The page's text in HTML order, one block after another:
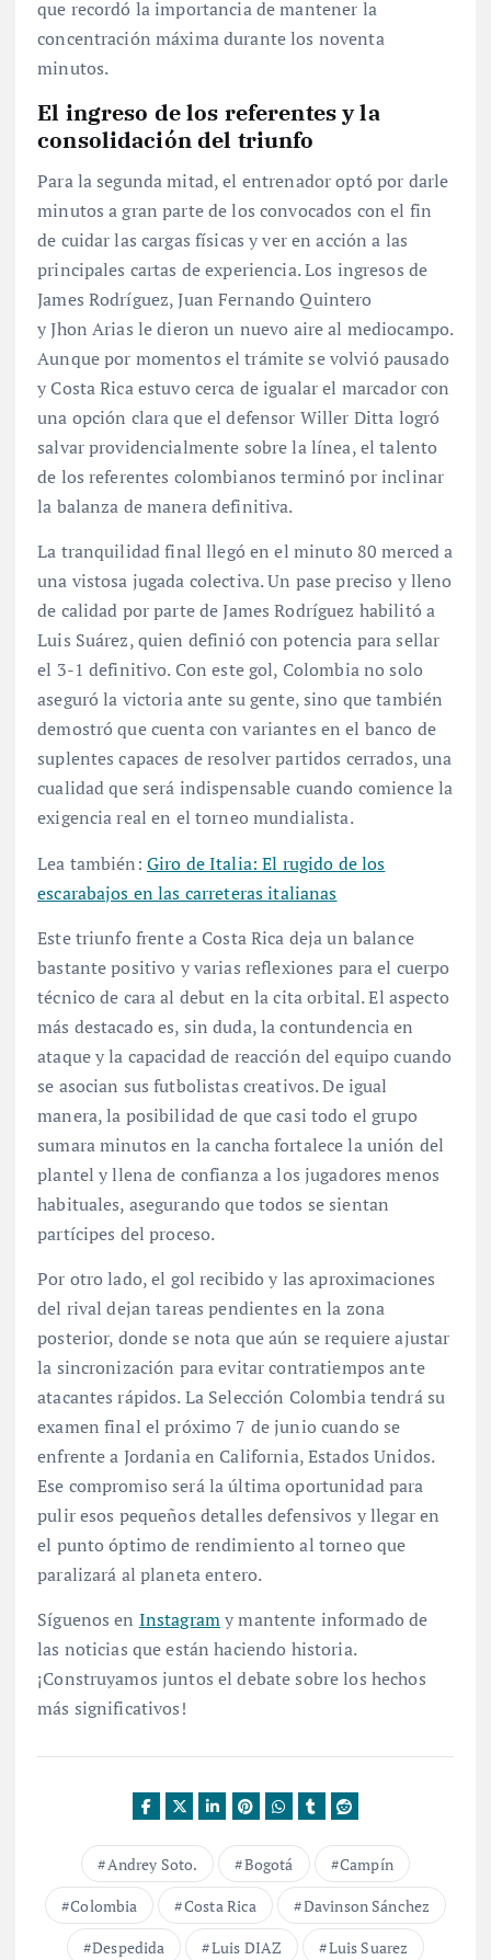
que recordó la importancia de mantener la
concentración máxima durante los noventa
minutos.
El ingreso de los referentes y la
consolidación del triunfo
Para la segunda mitad, el entrenador optó por darle
minutos a gran parte de los convocados con el fin
de cuidar las cargas físicas y ver en acción a las
principales cartas de experiencia. Los ingresos de
James Rodríguez, Juan Fernando Quintero
y Jhon Arias le dieron un nuevo aire al mediocampo.
Aunque por momentos el trámite se volvió pausado
y Costa Rica estuvo cerca de igualar el marcador con
una opción clara que el defensor Willer Ditta logró
salvar providencialmente sobre la línea, el talento
de los referentes colombianos terminó por inclinar
la balanza de manera definitiva.
La tranquilidad final llegó en el minuto 80 merced a
una vistosa jugada colectiva. Un pase preciso y lleno
de calidad por parte de James Rodríguez habilitó a
Luis Suárez, quien definió con potencia para sellar
el 3-1 definitivo. Con este gol, Colombia no solo
aseguró la victoria ante su gente, sino que también
demostró que cuenta con variantes en el banco de
suplentes capaces de resolver partidos cerrados, una
cualidad que será indispensable cuando comience la
exigencia real en el torneo mundialista.
Lea también: Giro de Italia: El rugido de los
escarabajos en las carreteras italianas
Este triunfo frente a Costa Rica deja un balance
bastante positivo y varias reflexiones para el cuerpo
técnico de cara al debut en la cita orbital. El aspecto
más destacado es, sin duda, la contundencia en
ataque y la capacidad de reacción del equipo cuando
se asocian sus futbolistas creativos. De igual
manera, la posibilidad de que casi todo el grupo
sumara minutos en la cancha fortalece la unión del
plantel y llena de confianza a los jugadores menos
habituales, asegurando que todos se sientan
partícipes del proceso.
Por otro lado, el gol recibido y las aproximaciones
del rival dejan tareas pendientes en la zona
posterior, donde se nota que aún se requiere ajustar
la sincronización para evitar contratiempos ante
atacantes rápidos. La Selección Colombia tendrá su
examen final el próximo 7 de junio cuando se
enfrente a Jordania en California, Estados Unidos.
Ese compromiso será la última oportunidad para
pulir esos pequeños detalles defensivos y llegar en
el punto óptimo de rendimiento al torneo que
paralizará al planeta entero.
Síguenos en Instagramy mantente informado de
las noticias que están haciendo historia.
¡Construyamos juntos el debate sobre los hechos
más significativos!
Andrey Soto. Bogotá
Campín
Colombia
Costa Rica
Davinson Sánchez
Despedida
Luis DIAZ
Luis Suarez